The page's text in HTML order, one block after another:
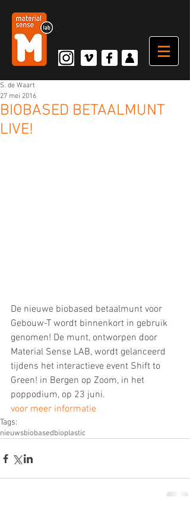
BIOBASED BETAALMUNT
LIVE!
S. de Waart
27 mei 2016
De nieuwe biobased betaalmunt voor
Gebouw-T wordt binnenkort in gebruik
genomen! De munt, ontworpen door
Material Sense LAB, wordt gelanceerd
tijdens het interactieve event Shift to
Green! in Bergen op Zoom, in het
poppodium, op 23 juni.
voor meer informatie
Tags:
nieuwsbiobasedbioplastic